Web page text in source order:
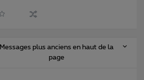
Messages plus anciens en haut de la
page